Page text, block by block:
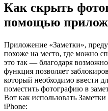
Как скрыть
помощью
Приложение «Заметки»,
похоже на место, где можно
это так — благодаря
функция позволяет
который необходимо ввести
поместить фотографию в
Вот как использовать
iPhone: